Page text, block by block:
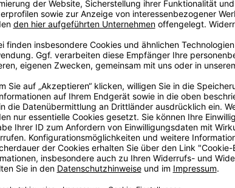
209.30 €/m*
17270-022
180.55 €/m*